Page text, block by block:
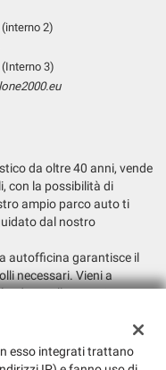
2)
3)
da oltre 40 anni, vende
con la possibilità di
ampio parco auto ti
dal nostro
autofficina garantisce il
necessari. Vieni a
adatta alle tue esigenze.
esso integrati trattano